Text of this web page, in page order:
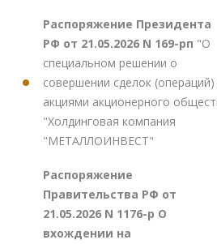
Распоряжение Президента
РФ от 21.05.2026 N 169-рп "О
специальном решении о
совершении сделок (операций)
акциями акционерного
"Холдинговая компания
"МЕТАЛЛОИНВЕСТ"
Распоряжение
Правительства РФ от
21.05.2026 N 1176-р О
вхождении на